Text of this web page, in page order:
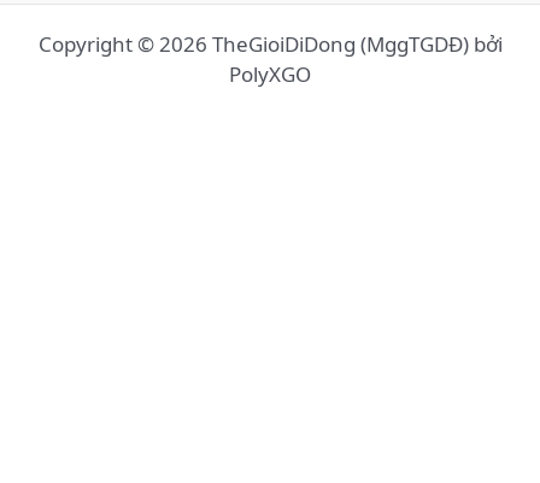
Copyright © 2026 TheGioiDiDong (MggTGDĐ) bởi
PolyXGO